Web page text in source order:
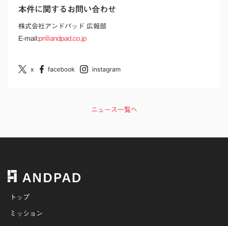
本件に関するお問い合わせ
株式会社アンドパッド 広報部
E-mail:pr@andpad.co.jp
ニュース一覧へ
トップ
ミッション